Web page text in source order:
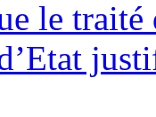
le traité